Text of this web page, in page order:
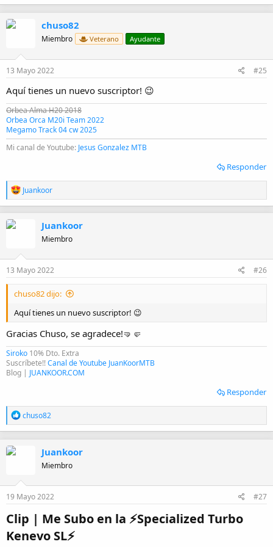
a
n
e
s
chuso82
Miembro Veterano Ayudante
13 Mayo 2022 #25
Aquí tienes un nuevo suscriptor! 😉
Orbea Alma H20 2018
Orbea Orca M20i Team 2022
Megamo Track 04 cw 2025
Mi canal de Youtube: Jesus Gonzalez MTB
Responder
R
e
a
n
e
Juankoor
Juankoor
Miembro
13 Mayo 2022 #26
chuso82 dijo:
Aquí tienes un nuevo suscriptor! 😉
Gracias Chuso, se agradece!🤜🤛
Siroko 10% Dto. Extra
Suscríbete!!Canal de Youtube JuanKoorMTB
Blog | JUANKOOR.COM
Responder
R
e
a
n
e
s
chuso82
Juankoor
Miembro
19 Mayo 2022 #27
Clip | Me Subo en la ⚡️Specialized Turbo
Kenevo SL⚡️​